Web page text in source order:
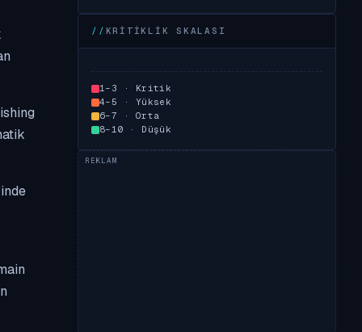
KRITIKLIK SKALASI
1–3 · Kritik
4–5 · Yüksek
6–7 · Orta
8–10 · Düşük